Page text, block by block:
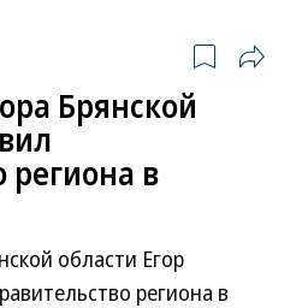
Брянской
региона в
области Егор
региона в